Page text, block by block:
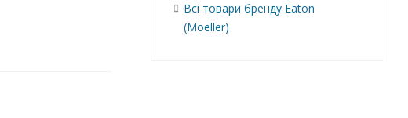
Всі товари бренду Eaton
(Moeller)